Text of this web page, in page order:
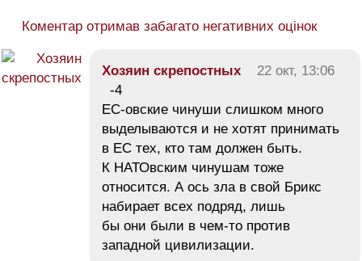
Коментар отримав забагато негативних оцінок
Хозяин скрепостных
22 окт, 13:06
-4
ЕС-овские чинуши слишком много
выделываются и не хотят принимать
в ЕС тех, кто там должен быть.
К НАТОвским чинушам тоже
относится. А ось зла в свой Брикс
набирает всех подряд, лишь
бы они были в чем-то против
западной цивилизации.